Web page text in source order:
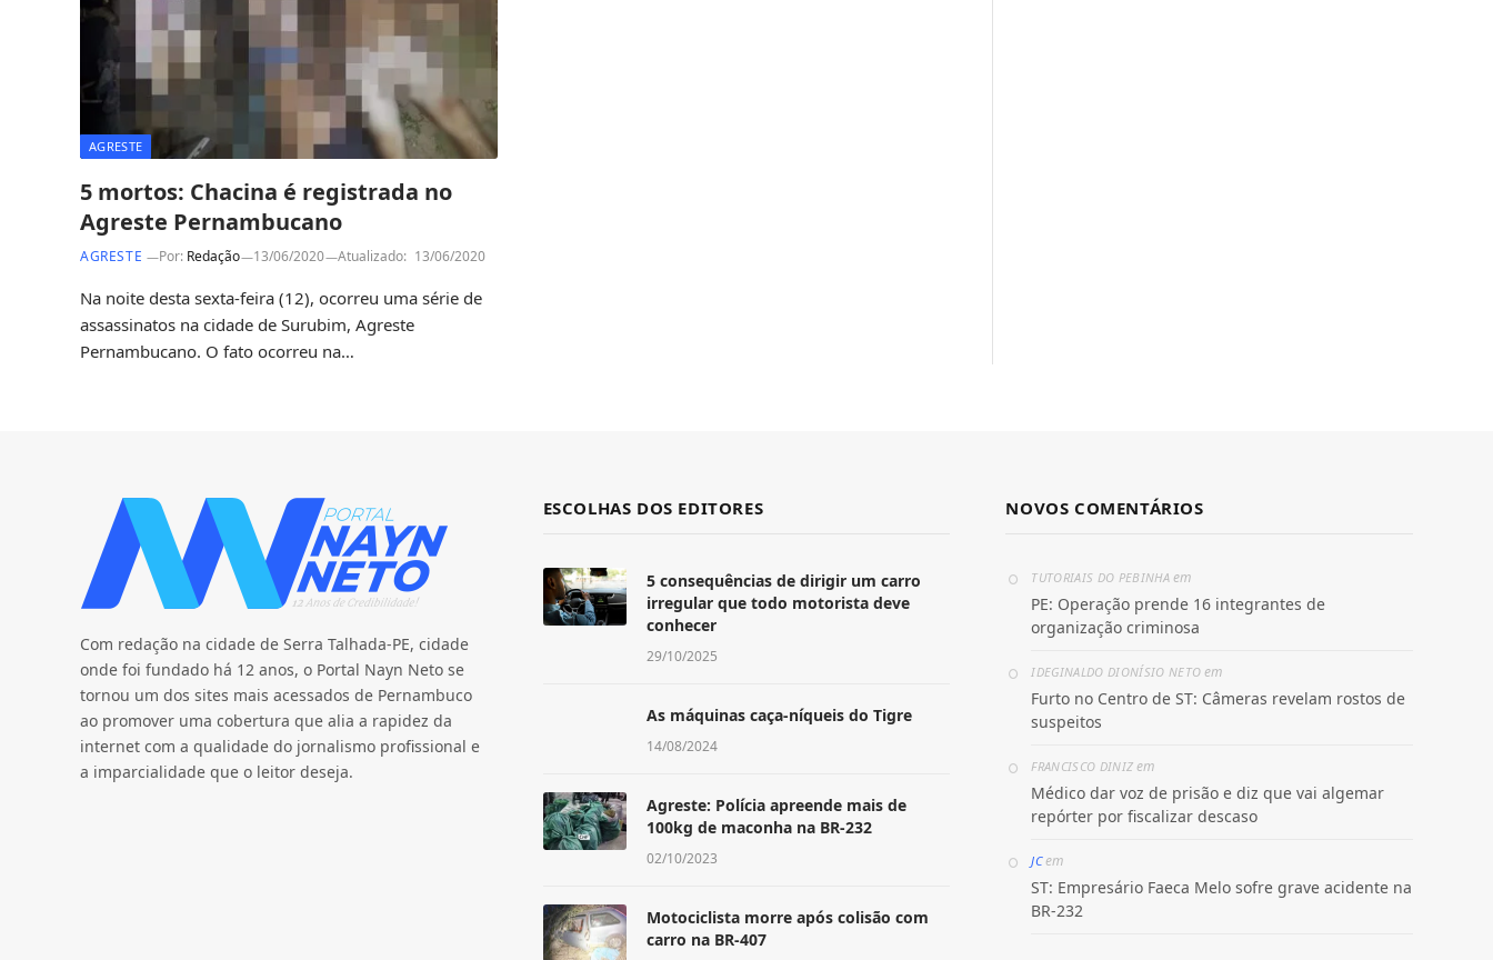
AGRESTE
5 mortos: Chacina é registrada no
Agreste Pernambucano
AGRESTE Por: Redação 13/06/2020 Atualizado: 13/06/2020
Na noite desta sexta-feira (12), ocorreu uma série de
assassinatos na cidade de Surubim, Agreste
Pernambucano. O fato ocorreu na…
Com redação na cidade de Serra Talhada-PE, cidade
onde foi fundado há 12 anos, o Portal Nayn Neto se
tornou um dos sites mais acessados de Pernambuco
ao promover uma cobertura que alia a rapidez da
internet com a qualidade do jornalismo profissional e
a imparcialidade que o leitor deseja.
ESCOLHAS DOS EDITORES
5 consequências de dirigir um carro
irregular que todo motorista deve
conhecer
29/10/2025
As máquinas caça-níqueis do Tigre
14/08/2024
Agreste: Polícia apreende mais de
100kg de maconha na BR-232
02/10/2023
Motociclista morre após colisão com
carro na BR-407
NOVOS COMENTÁRIOS
TUTORIAIS DO PEBINHAem
PE: Operação prende 16 integrantes de
organização criminosa
IDEGINALDO DIONÍSIO NETO em
Furto no Centro de ST: Câmeras revelam rostos de
suspeitos
FRANCISCO DINIZ em
Médico dar voz de prisão e diz que vai algemar
repórter por fiscalizar descaso
JCem
ST: Empresário Faeca Melo sofre grave acidente na
BR-232